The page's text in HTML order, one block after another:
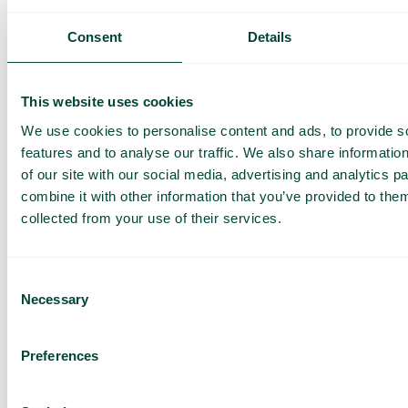
Consent Details
This website uses cookies
We use cookies to personalise content and ads, to provide
features and to analyse our traffic. We also share
of our site with our social media, advertising and analytics
combine it with other information that you’ve provided to
collected from your use of their services.
Selection
Necessary
Preferences
Så fungerar det
Vanliga frågor och svar
läsa mer.